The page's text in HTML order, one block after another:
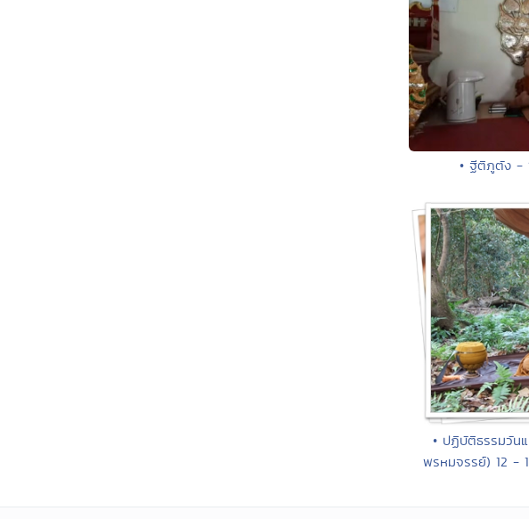
• ฐีติภูตัง -
• ปฏิบัติธรรมวัน
พรหมจรรย์) 12 -